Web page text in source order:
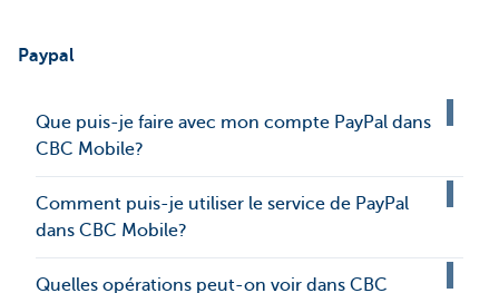
Paypal
Que puis-je faire avec mon compte PayPal dans
CBC Mobile?
Comment puis-je utiliser le service de PayPal
dans CBC Mobile?
Quelles opérations peut-on voir dans CBC